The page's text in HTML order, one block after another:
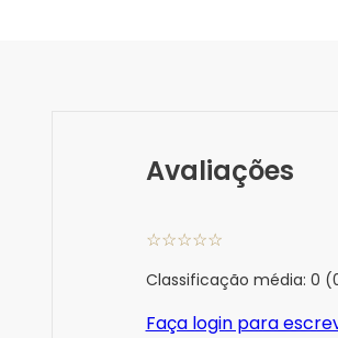
Avaliações
☆☆☆☆☆
Classificação média: 0
Faça login para